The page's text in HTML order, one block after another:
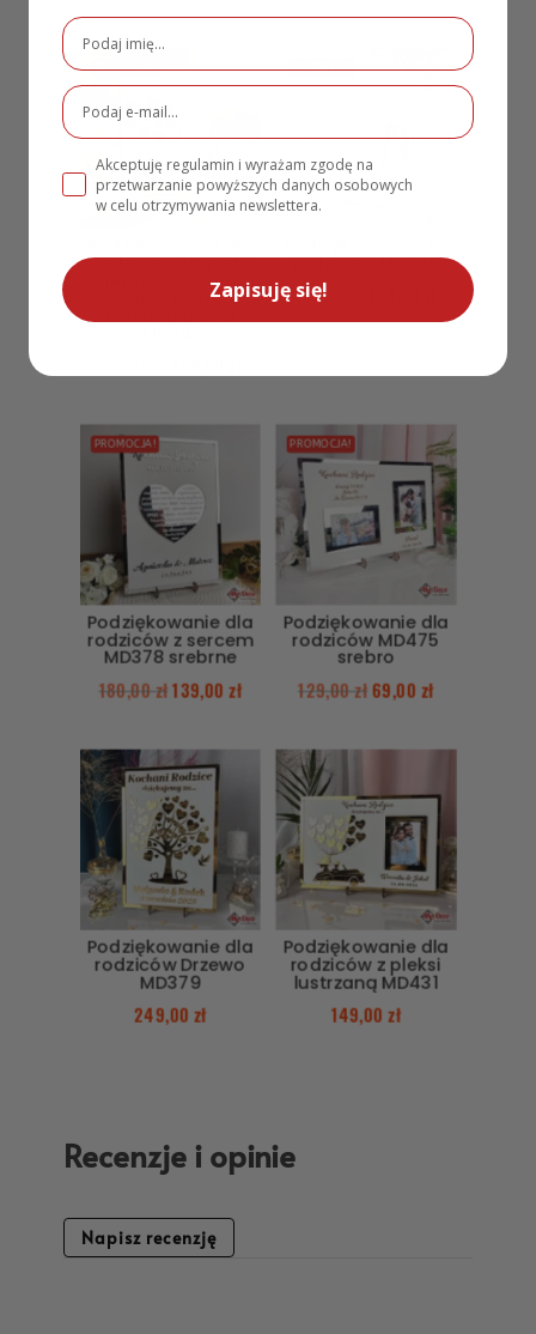
PROMOCJA!
Rodziców 3D Złota
Pleksi Lustrzana i
Grawerowana
PROMOCJA!
rodziców MD330
159,00
PROMOCJA!
Podziękowanie dla
rodziców z sercem
MD378 srebrne
180,00zł139,00 zł
PROMOCJA!
Podziękowanie dla
rodziców MD475
srebro
129,00zł69,00 zł
Podziękowanie dla
rodziców Drzewo
MD379
249,00 zł
Podziękowanie dla
rodziców z pleksi
lustrzaną MD431
149,00zł
Recenzje i opinie
Napisz recenzję
Akceptuję regulamin i wyrażam zgodę na
przetwarzanie powyższych danych osobowych
w celu otrzymywania newslettera.
Zapisuję się!